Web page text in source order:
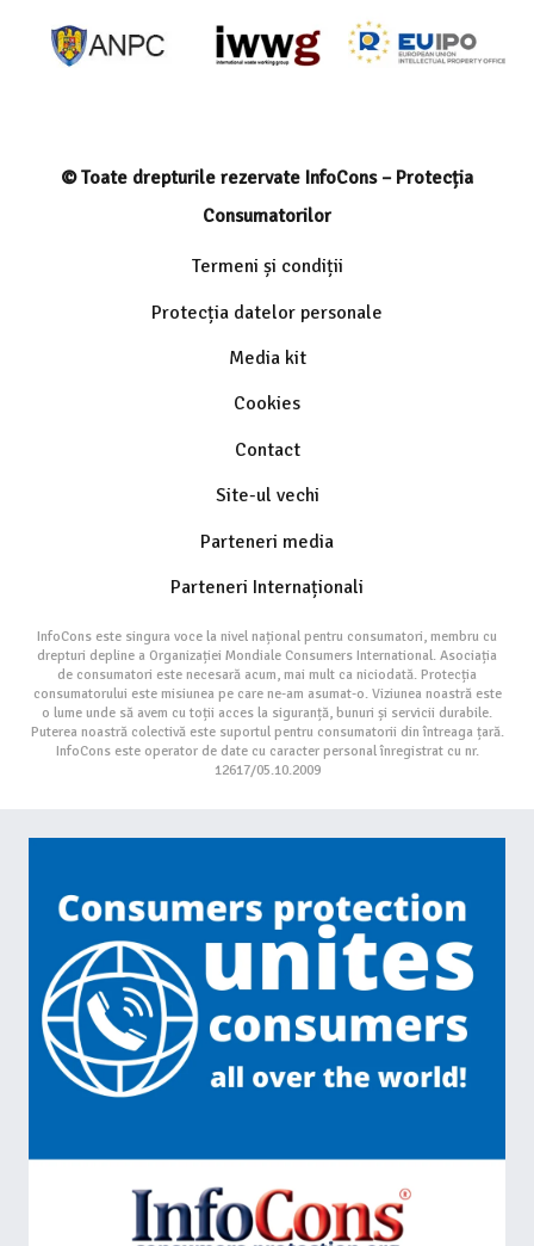
© Toate drepturile rezervate InfoCons – Protecția
Consumatorilor
Termeni și condiții
Protecția datelor personale
Media kit
Cookies
Contact
Site-ul vechi
Parteneri media
Parteneri Internaționali
InfoCons este singura voce la nivel național pentru consumatori, membru cu
drepturi depline a Organizației Mondiale Consumers International. Asociația
de consumatori este necesară acum, mai mult ca niciodată. Protecția
consumatorului este misiunea pe care ne-am asumat-o. Viziunea noastră este
o lume unde să avem cu toții acces la siguranță, bunuri și servicii durabile.
Puterea noastră colectivă este suportul pentru consumatorii din întreaga țară.
InfoCons este operator de date cu caracter personal înregistrat cu nr.
12617/05.10.2009